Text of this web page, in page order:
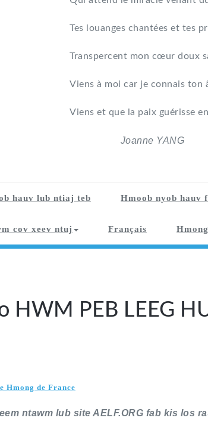
Tes louanges chantées et tes
Transpercent mon cœur doux
Viens à moi car je connais ton
Viens et que la paix guérisse
Joanne YANG
hauv lub ntiaj teb Hmoob nyob hauv
cov xeev ntuj Français Hmong
HWM PEB LEEG
Hmong de France
ntawm lub site AELF.ORG fab kis los